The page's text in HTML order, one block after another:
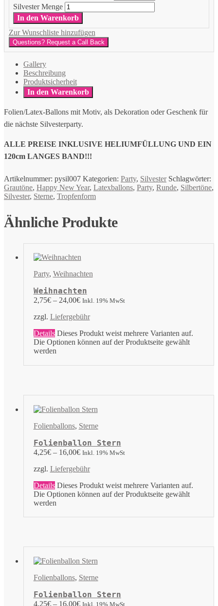
Silvester Menge
In den Warenkorb
Zur Wunschliste hinzufügen
Questions? Request a Call Back
Gallery
Beschreibung
Produktsicherheit
In den Warenkorb
Folien/Latex-Ballons mit Motiv, als Dekoration oder Geschenk für
die nächste Silvesterparty.
ALLE PREISE INKLUSIVE HELIUMFÜLLUNG UND EIN
120cm LANGES BAND!!!
Artikelnummer: pysil007 Kategorien: Party, Silvester Schlagwörter:
Grautöne, Happy New Year, Latexballons, Party, Runde, Silbertöne,
Silvester, Sterne, Tropfenform
Ähnliche Produkte
Party, Weihnachten
Weihnachten
2,75€– 24,00€ Inkl. 19% MwSt
zzgl. Liefergebühr
Details Dieses Produkt weist mehrere Varianten auf.
Die Optionen können auf der Produktseite gewählt
werden
Folienballons, Sterne
Folienballon Stern
4,25€– 16,00€ Inkl. 19% MwSt
zzgl. Liefergebühr
Details Dieses Produkt weist mehrere Varianten auf.
Die Optionen können auf der Produktseite gewählt
werden
Folienballons, Sterne
Folienballon Stern
4,25€– 16,00€ Inkl. 19% MwSt